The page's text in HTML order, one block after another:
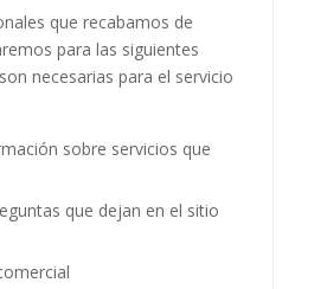
que recabamos de
para las siguientes
necesarias para el servicio
sobre servicios que
que dejan en el sitio